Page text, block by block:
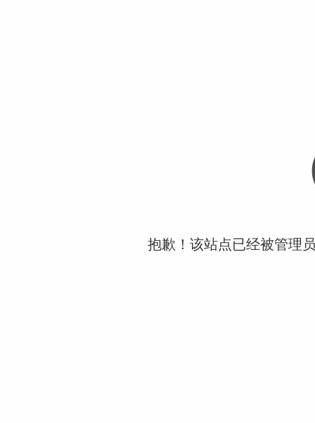
抱歉！该站点已经被管理